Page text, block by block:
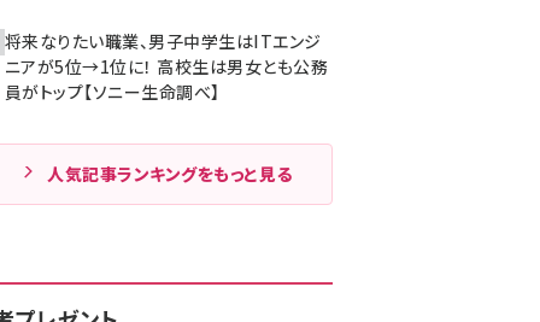
将来なりたい職業、男子中学生はITエンジ
ニアが5位→1位に！ 高校生は男女とも公務
員がトップ【ソニー生命調べ】
人気記事ランキングをもっと見る